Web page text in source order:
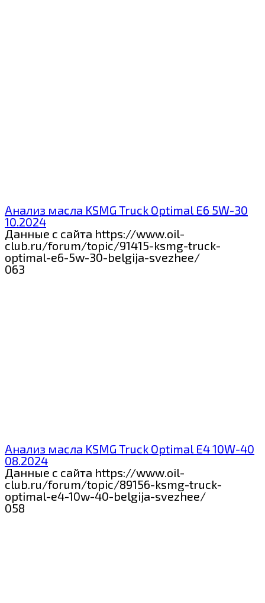
Анализ масла KSMG Truck Optimal E6 5W-30
10.2024
Данные с сайта https://www.oil-
club.ru/forum/topic/91415-ksmg-truck-
optimal-e6-5w-30-belgija-svezhee/
063
Анализ масла KSMG Truck Optimal E4 10W-40
08.2024
Данные с сайта https://www.oil-
club.ru/forum/topic/89156-ksmg-truck-
optimal-e4-10w-40-belgija-svezhee/
058